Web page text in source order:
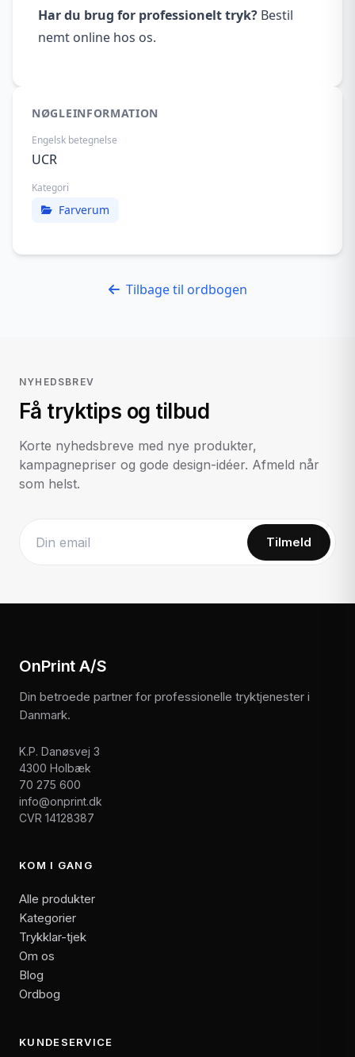
Har du brug for professionelt tryk? Bestil
nemt online hos os.
NØGLEINFORMATION
Engelsk betegnelse
UCR
Kategori
Farverum
Tilbage til ordbogen
NYHEDSBREV
Få tryktips og tilbud
Korte nyhedsbreve med nye produkter,
kampagnepriser og gode design-idéer. Afmeld når
som helst.
Tilmeld
OnPrint A/S
Din betroede partner for professionelle tryktjenester i
Danmark.
K.P. Danøsvej 3
4300 Holbæk
70 275 600
info@onprint.dk
CVR 14128387
KOM I GANG
Alle produkter
Kategorier
Trykklar-tjek
Om os
Blog
Ordbog
KUNDESERVICE